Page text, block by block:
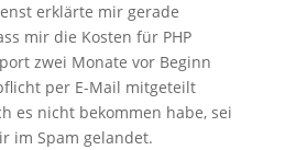
erklärte mir gerade
mir die Kosten für PHP
zwei Monate vor Beginn
per E-Mail mitgeteilt
es nicht bekommen habe, sei
im Spam gelandet.